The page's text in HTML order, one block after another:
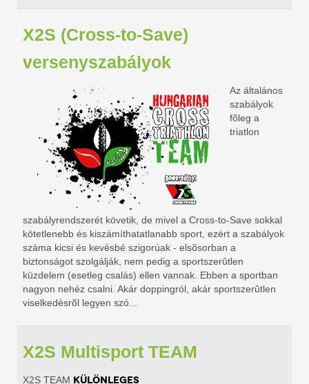
X2S (Cross-to-Save)
versenyszabályok
Az általános
szabályok
fõleg a
triatlon
szabályrendszerét követik, de mivel a Cross-to-Save sokkal
kötetlenebb és kiszámíthatatlanabb sport, ezért a szabályok
száma kicsi és kevésbé szigorúak - elsõsorban a
biztonságot szolgálják, nem pedig a sportszerûtlen
küzdelem (esetleg csalás) ellen vannak. Ebben a sportban
nagyon nehéz csalni. Akár doppingról, akár sportszerûtlen
viselkedésrõl legyen szó...
X2S Multisport TEAM
X2S TEAM Különleges